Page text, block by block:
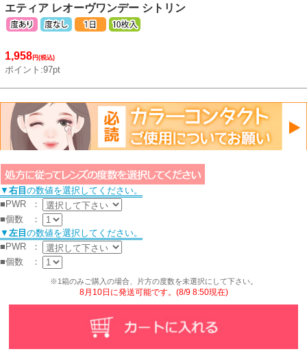
エティア レオーヴワンデー シトリン
1,958円(税込)
ポイント:97pt
▼ 右目 の数値を選択してください。
■PWR
：
■個数
：
▼ 左目 の数値を選択してください。
■PWR
：
■個数
：
※1箱のみご購入の場合、片方の度数を未選択にして下さい。
8月10日に発送可能です。(8/9 8:50現在)